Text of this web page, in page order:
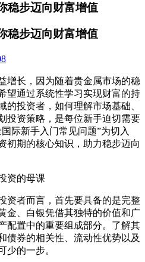
稳步迈向财富增值
稳步迈向财富增值
增长，因为随着贵金属市场的稳
望通过系统性学习实现财富的持
的投资者，如何理解市场基础、
投资策略，是每位新手迫切需要
际新手入门常见问题”为切入
初期的核心知识，助力稳步迈向
资的母课
资者而言，首先要具备的是完整
金、白银凭借其独特的价值和广
配置中的重要组成部分。了解其
债券的相关性、流动性优势以及
少的一步。